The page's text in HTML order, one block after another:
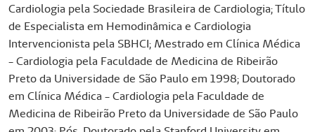
Cardiologia pela Sociedade Brasileira de Cardiologia; Título
de Especialista em Hemodinâmica e Cardiologia
Intervencionista pela SBHCI; Mestrado em Clínica Médica
- Cardiologia pela Faculdade de Medicina de Ribeirão
Preto da Universidade de São Paulo em 1998; Doutorado
em Clínica Médica - Cardiologia pela Faculdade de
Medicina de Ribeirão Preto da Universidade de São Paulo